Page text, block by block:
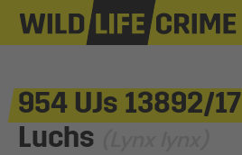
954 UJs 13892/17
Luchs